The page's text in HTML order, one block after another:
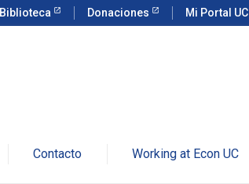
Biblioteca Donaciones Mi Portal UC
Contacto Working at Econ UC